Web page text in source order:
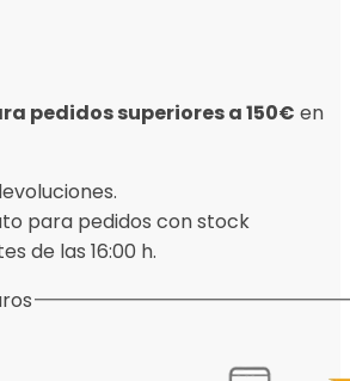
pedidos superiores a 150€ en
para pedidos con stock
de las 16:00 h.